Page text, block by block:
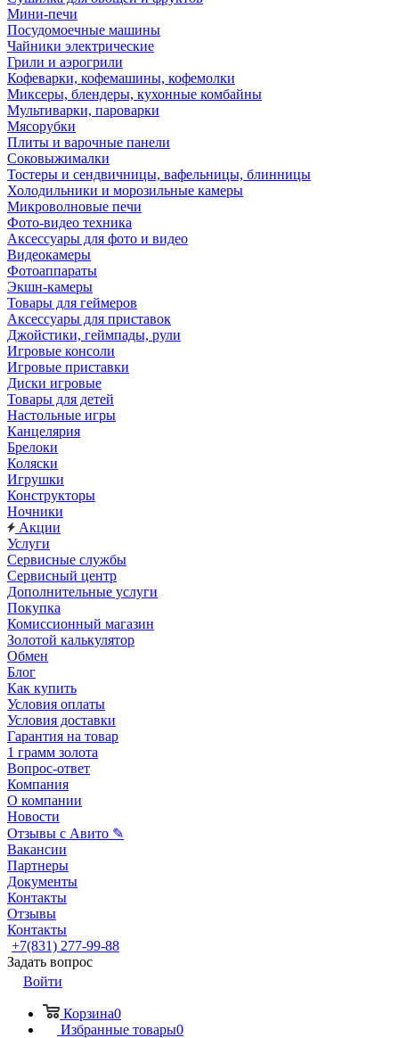
Мини-печи
Посудомоечные машины
Чайники электрические
Грили и аэрогрили
Кофеварки, кофемашины, кофемолки
Миксеры, блендеры, кухонные комбайны
Мультиварки, пароварки
Мясорубки
Плиты и варочные панели
Соковыжималки
Тостеры и сендвичницы, вафельницы, блинницы
Холодильники и морозильные камеры
Микроволновые печи
Фото-видео техника
Аксессуары для фото и видео
Видеокамеры
Фотоаппараты
Экшн-камеры
Товары для геймеров
Аксессуары для приставок
Джойстики, геймпады, рули
Игровые консоли
Игровые приставки
Диски игровые
Товары для детей
Настольные игры
Канцелярия
Брелоки
Коляски
Игрушки
Конструкторы
Ночники
Акции
Услуги
Сервисные службы
Сервисный центр
Дополнительные услуги
Покупка
Комиссионный магазин
Золотой калькулятор
Обмен
Блог
Как купить
Условия оплаты
Условия доставки
Гарантия на товар
1 грамм золота
Вопрос-ответ
Компания
О компании
Новости
Отзывы с Авито ✎
Вакансии
Партнеры
Документы
Контакты
Отзывы
Контакты
+7(831) 277-99-88
Задать вопрос
Войти
Корзина0
Избранные товары0